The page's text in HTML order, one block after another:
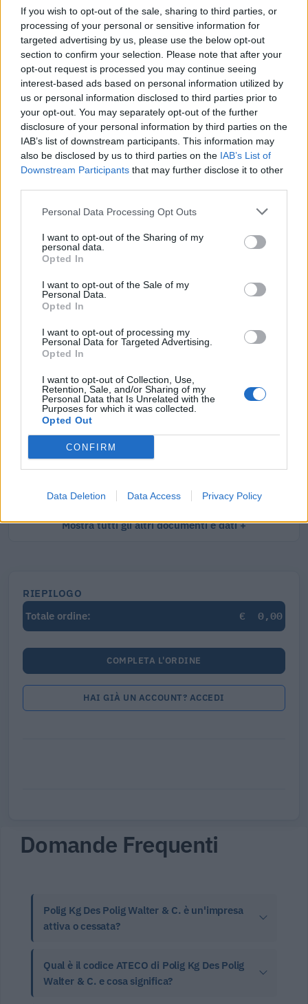
If you wish to opt-out of the sale, sharing to third parties, or
processing of your personal or sensitive information for
targeted advertising by us, please use the below opt-out
section to confirm your selection. Please note that after your
opt-out request is processed you may continue seeing
interest-based ads based on personal information utilized by
us or personal information disclosed to third parties prior to
your opt-out. You may separately opt-out of the further
disclosure of your personal information by third parties on the
IAB’s list of downstream participants. This information may
also be disclosed by us to third parties on the IAB’s List of
Downstream Participants that may further disclose it to other
Personal Data Processing Opt Outs
I want to opt-out of the Sharing of my
personal data.
Opted In
I want to opt-out of the Sale of my
Personal Data.
Opted In
I want to opt-out of processing my
Personal Data for Targeted Advertising.
Opted In
I want to opt-out of Collection, Use,
Retention, Sale, and/or Sharing of my
Personal Data that Is Unrelated with the
Purposes for which it was collected.
Opted Out
CONFIRM
Data Deletion Data Access Privacy Policy
Regione:Trentino-Alto Adige
Tutti i documenti e servizi disponibili →
Documenti più richiesti
Visure Camerali - Società di Persone
Visure Camerali - Storico Società di Persone
€ 6,98 IVA inclusa
Mostra tutti gli altri documenti e dati
RIEPILOGO
Totale ordine:
€ 0,00
COMPLETA L'ORDINE
HAI GIÀ UN ACCOUNT? ACCEDI
Domande Frequenti
Polig Kg Des Polig Walter & C. è un'impresa
attiva o cessata?
Qual è il codice ATECO di Polig Kg Des Polig
Walter & C. e cosa significa?